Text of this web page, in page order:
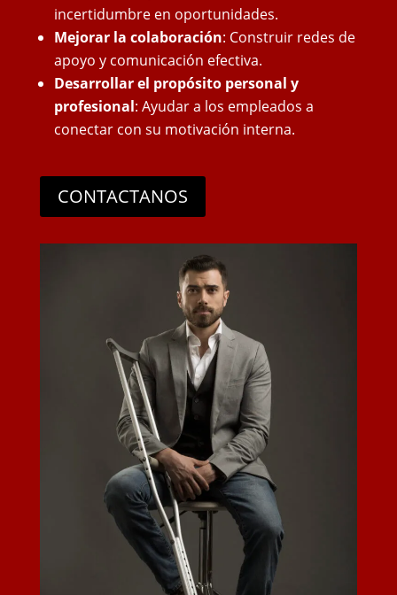
incertidumbre en oportunidades.
Mejorar la colaboración: Construir redes de
apoyo y comunicación efectiva.
Desarrollar el propósito personal y
profesional: Ayudar a los empleados a
conectar con su motivación interna.
CONTACTANOS